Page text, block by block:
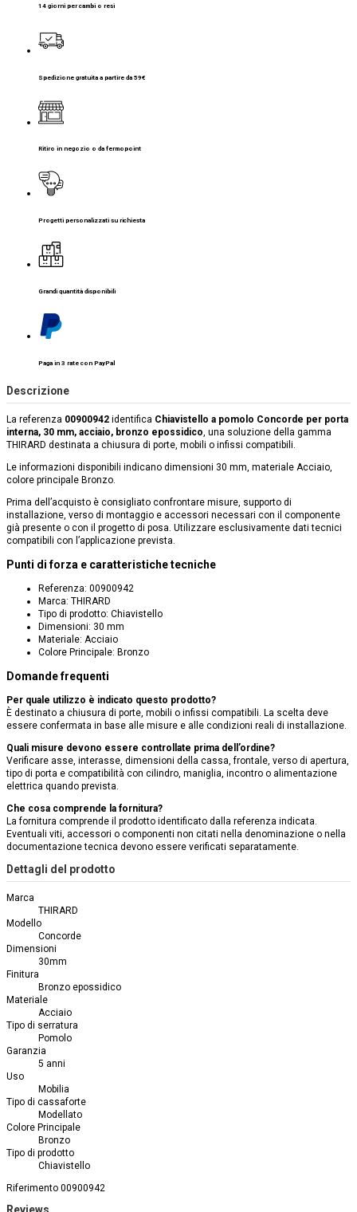
14 giorni per cambi o resi
Spedizione gratuita a partire da 59€
Ritiro in negozio o da fermopoint
Progetti personalizzati su richiesta
Grandi quantità disponibili
Paga in 3 rate con PayPal
Descrizione
La referenza 00900942 identifica Chiavistello a pomolo Concorde per porta
interna, 30 mm, acciaio, bronzo epossidico, una soluzione della gamma
THIRARD destinata a chiusura di porte, mobili o infissi compatibili.
Le informazioni disponibili indicano dimensioni 30 mm, materiale Acciaio,
colore principale Bronzo.
Prima dell’acquisto è consigliato confrontare misure, supporto di
installazione, verso di montaggio e accessori necessari con il componente
già presente o con il progetto di posa. Utilizzare esclusivamente dati tecnici
compatibili con l’applicazione prevista.
Punti di forza e caratteristiche tecniche
Referenza: 00900942
Marca: THIRARD
Tipo di prodotto: Chiavistello
Dimensioni: 30 mm
Materiale: Acciaio
Colore Principale: Bronzo
Domande frequenti
Per quale utilizzo è indicato questo prodotto?
È destinato a chiusura di porte, mobili o infissi compatibili. La scelta deve
essere confermata in base alle misure e alle condizioni reali di installazione.
Quali misure devono essere controllate prima dell’ordine?
Verificare asse, interasse, dimensioni della cassa, frontale, verso di apertura,
tipo di porta e compatibilità con cilindro, maniglia, incontro o alimentazione
elettrica quando prevista.
Che cosa comprende la fornitura?
La fornitura comprende il prodotto identificato dalla referenza indicata.
Eventuali viti, accessori o componenti non citati nella denominazione o nella
documentazione tecnica devono essere verificati separatamente.
Dettagli del prodotto
Marca
THIRARD
Modello
Concorde
Dimensioni
30mm
Finitura
Bronzo epossidico
Materiale
Acciaio
Tipo di serratura
Pomolo
Garanzia
5 anni
Uso
Mobilia
Tipo di cassaforte
Modellato
Colore Principale
Bronzo
Tipo di prodotto
Chiavistello
Riferimento 00900942